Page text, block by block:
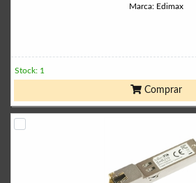
Marca: Edimax
Stock: 1
Comprar